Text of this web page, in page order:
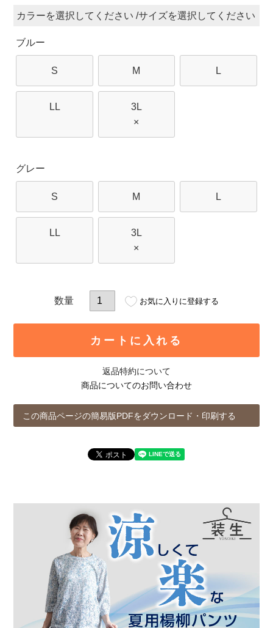
カラー サイズ
ブルー
S M L
LL
3L
×
グレー
S M L
LL
3L
×
お気に入りに登録する
カートに入れる
返品特約について
商品についてのお問い合わせ
この商品ページの簡易版PDFをダウンロード・印刷する